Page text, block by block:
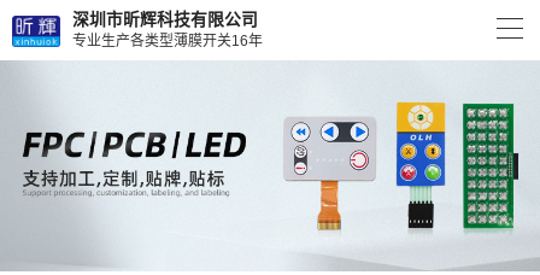
深圳市昕辉科技有限公司
专业生产各类型薄膜开关16年